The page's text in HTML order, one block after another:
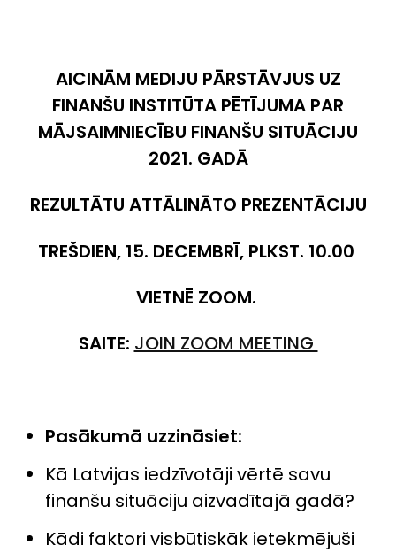
AICINĀM MEDIJU PĀRSTĀVJUS UZ
FINANŠU INSTITŪTA PĒTĪJUMA PAR
MĀJSAIMNIECĪBU FINANŠU SITUĀCIJU
2021. GADĀ
REZULTĀTU ATTĀLINĀTO PREZENTĀCIJU
TREŠDIEN, 15. DECEMBRĪ, PLKST. 10.00
VIETNĒ ZOOM.
SAITE: JOIN ZOOM MEETING
Pasākumā uzzināsiet:
Kā Latvijas iedzīvotāji vērtē savu
finanšu situāciju aizvadītajā gadā?
Kādi faktori visbūtiskāk ietekmējuši